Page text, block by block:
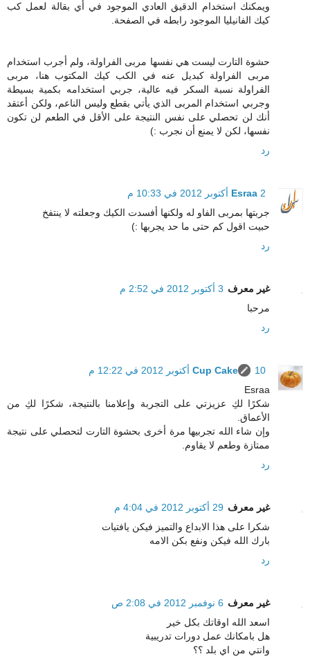
ويمكنك استخدام الدقيق العادي الموجود في أي بقالة لعمل كب
كيك الفانيليا الموجود رابطه في الصفحة.
حشوة التارت ليست هي نفسها مربى الفراولة، ولم أجرب استخدام
مربى الفراولة كبديل عنه في الكب كيك المكتوب هنا، مربى
الفراولة نسبة السكر فيه عالية، جربي استخدامه بكمية بسيطة
وجربي استخدام المربى الذي يأتي بقطع وليس الناعم، ولكن أعتقد
أنك لن تحصلي على نفس النتيجة على الأقل في الطعم لن تكون
نفسها، لكن لا يمنع أن نجرب :)
رد
Esraa 2 أكتوبر 2012 في 10:33 م
جربتها بمربى الفاو له ولكنها أفسدت الكيك وجعلته لا ينتفخ
حبيت اقول كم حتى ما حد يجربها :)
رد
غير معرف 3 أكتوبر 2012 في 2:52 م
مرحبا
رد
Cup Cake
10 أكتوبر 2012 في 12:22 م
Esraa
شكرًا لكِ عزيزتي على التجربة وإعلامنا بالنتيجة، شكرًا لكِ من
الأعماق.
وإن شاء الله تجربيها مرة أخرى بحشوة التارت لتحصلي على نتيجة
ممتازة وطعم لا يقاوم.
رد
غير معرف 29 أكتوبر 2012 في 4:04 م
شكرا على هذا الابداع والتميز فيكن يافتيات
بارك الله فيكن ونفع بكن الامه
رد
غير معرف 6 نوفمبر 2012 في 2:08 ص
اسعد الله اوقاتك بكل خير
هل بامكانك عمل دورات تدريبية
وانتي من اي بلد ؟؟